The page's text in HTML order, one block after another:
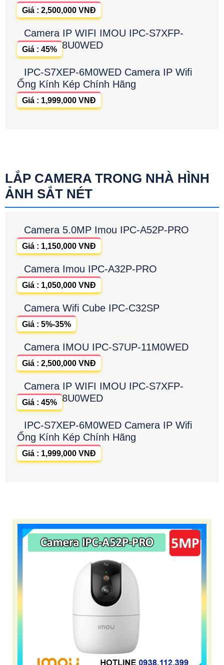
Giá : 2,500,000 VNĐ
Camera IP WIFI IMOU IPC-S7XFP-
8U0WED
Giá : 45%
IPC-S7XEP-6M0WED Camera IP Wifi
Ống Kính Kép Chính Hãng
Giá : 1,999,000 VNĐ
LẮP CAMERA TRONG NHÀ HÌNH
ẢNH SẮT NÉT
Camera 5.0MP Imou IPC-A52P-PRO
Giá : 1,150,000 VNĐ
Camera Imou IPC-A32P-PRO
Giá : 1,050,000 VNĐ
Camera Wifi Cube IPC-C32SP
Giá : 5%-35%
Camera IMOU IPC-S7UP-11M0WED
Giá : 2,500,000 VNĐ
Camera IP WIFI IMOU IPC-S7XFP-
8U0WED
Giá : 45%
IPC-S7XEP-6M0WED Camera IP Wifi
Ống Kính Kép Chính Hãng
Giá : 1,999,000 VNĐ